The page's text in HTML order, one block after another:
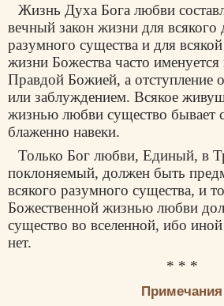
Жизнь Духа Бога любви
вечный закон жизни для всякого
разумного существа и для
жизни Божества часто
Правдой Божией, а отступление
или заблуждением. Всякое
жизнью любви существо бывает
блаженно навеки.
Только Бог любви, Единый, в
поклоняемый, должен быть
всякого разумного существа, и
Божественной жизнью любви
существо во вселенной, ибо
нет.
* * *
Примечания